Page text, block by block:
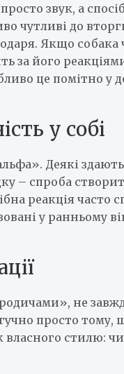
просто звук, а
чутливі до
Якщо собака
за його
це помітно у
у собі
Деякі
– спроба
реакція часто
у ранньому
не
просто тому,
стилю: